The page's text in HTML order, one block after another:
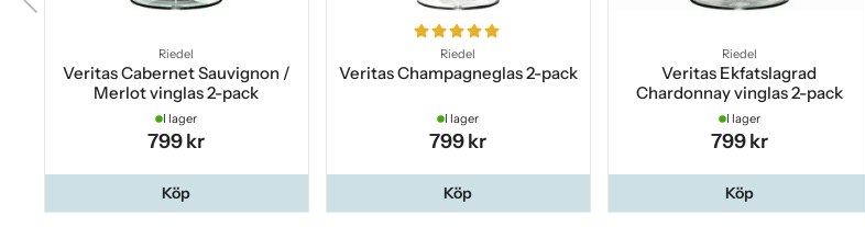
Riedel
Veritas Cabernet Sauvignon /
Merlot vinglas 2-pack
I lager
799 kr
Köp
Riedel
Veritas Champagneglas 2-pack
I lager
799 kr
Köp
Riedel
Veritas Ekfatslagrad
Chardonnay vinglas 2-pack
I lager
799 kr
Köp